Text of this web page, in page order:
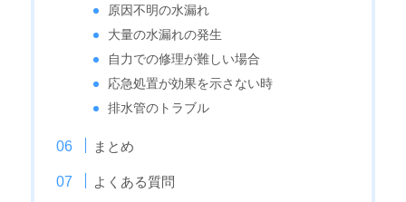
原因不明の水漏れ
大量の水漏れの発生
自力での修理が難しい場合
応急処置が効果を示さない時
排水管のトラブル
まとめ
よくある質問